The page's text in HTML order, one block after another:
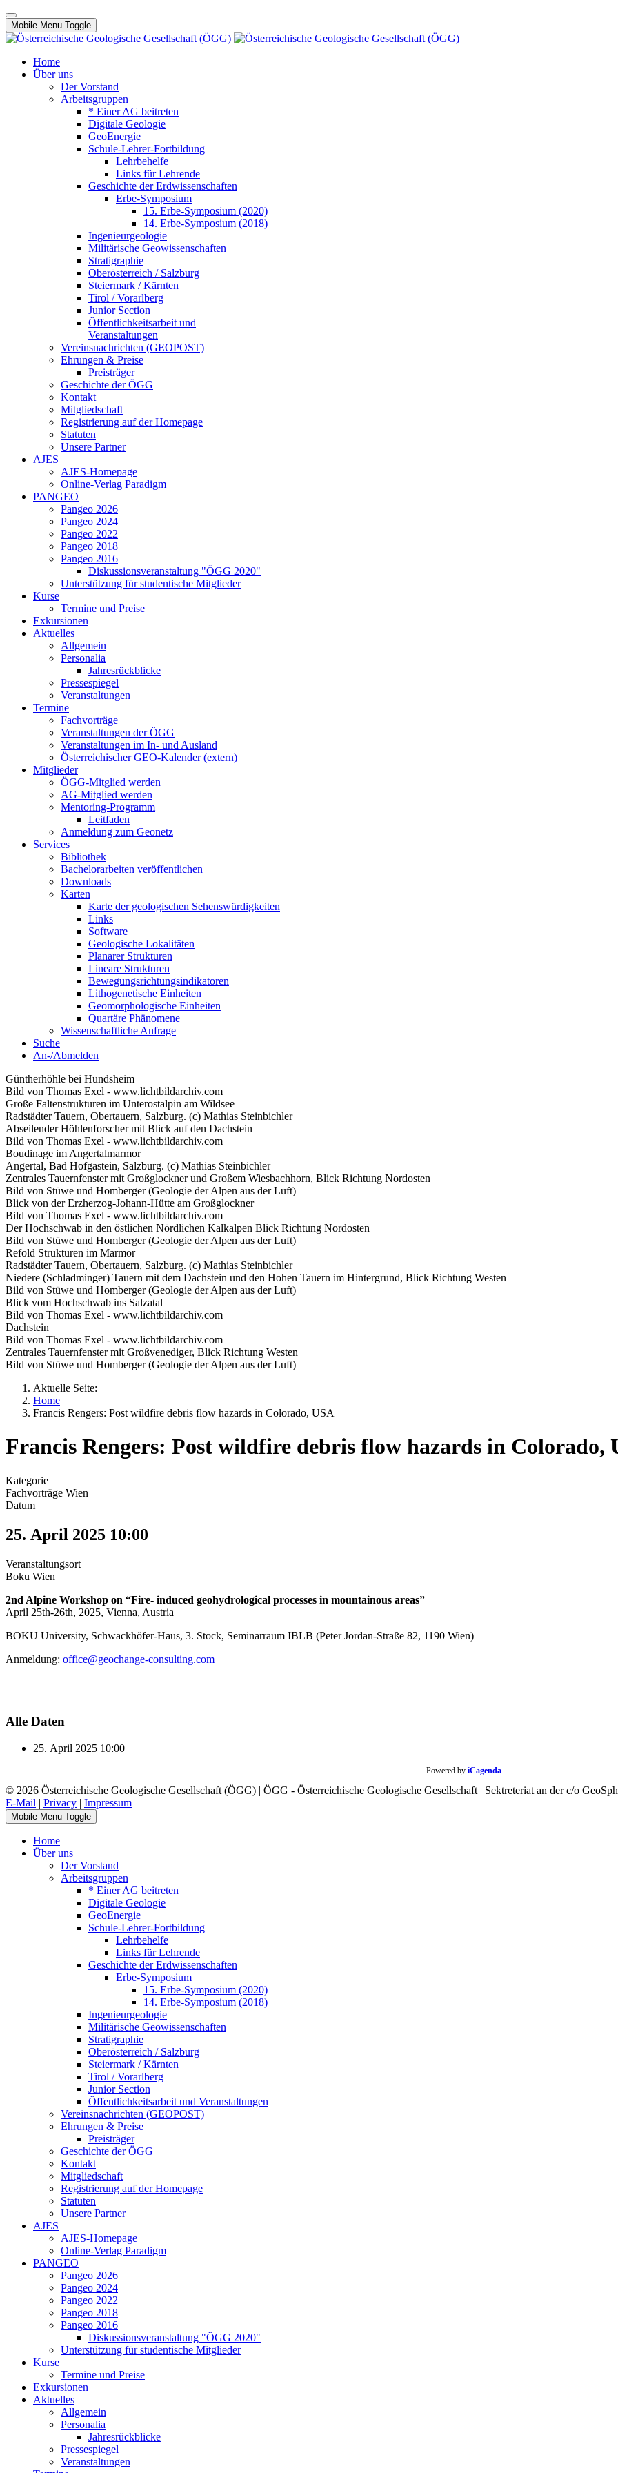
Mobile Menu Toggle
Home
Über uns
Der Vorstand
Arbeitsgruppen
* Einer AG beitreten
Digitale Geologie
GeoEnergie
Schule-Lehrer-Fortbildung
Lehrbehelfe
Links für Lehrende
Geschichte der Erdwissenschaften
Erbe-Symposium
15. Erbe-Symposium (2020)
14. Erbe-Symposium (2018)
Ingenieurgeologie
Militärische Geowissenschaften
Stratigraphie
Oberösterreich / Salzburg
Steiermark / Kärnten
Tirol / Vorarlberg
Junior Section
Öffentlichkeitsarbeit und
Veranstaltungen
Vereinsnachrichten (GEOPOST)
Ehrungen & Preise
Preisträger
Geschichte der ÖGG
Kontakt
Mitgliedschaft
Registrierung auf der Homepage
Statuten
Unsere Partner
AJES
AJES-Homepage
Online-Verlag Paradigm
PANGEO
Pangeo 2026
Pangeo 2024
Pangeo 2022
Pangeo 2018
Pangeo 2016
Diskussionsveranstaltung "ÖGG 2020"
Unterstützung für studentische Mitglieder
Kurse
Termine und Preise
Exkursionen
Aktuelles
Allgemein
Personalia
Jahresrückblicke
Pressespiegel
Veranstaltungen
Termine
Fachvorträge
Veranstaltungen der ÖGG
Veranstaltungen im In- und Ausland
Österreichischer GEO-Kalender (extern)
Mitglieder
ÖGG-Mitglied werden
AG-Mitglied werden
Mentoring-Programm
Leitfaden
Anmeldung zum Geonetz
Services
Bibliothek
Bachelorarbeiten veröffentlichen
Downloads
Karten
Karte der geologischen Sehenswürdigkeiten
Links
Software
Geologische Lokalitäten
Planarer Strukturen
Lineare Strukturen
Bewegungsrichtungsindikatoren
Lithogenetische Einheiten
Geomorphologische Einheiten
Quartäre Phänomene
Wissenschaftliche Anfrage
Suche
An-/Abmelden
Güntherhöhle bei Hundsheim
Bild von Thomas Exel - www.lichtbildarchiv.com
Große Faltenstrukturen im Unterostalpin am Wildsee
Radstädter Tauern, Obertauern, Salzburg. (c) Mathias Steinbichler
Abseilender Höhlenforscher mit Blick auf den Dachstein
Bild von Thomas Exel - www.lichtbildarchiv.com
Boudinage im Angertalmarmor
Angertal, Bad Hofgastein, Salzburg. (c) Mathias Steinbichler
Zentrales Tauernfenster mit Großglockner und Großem Wiesbachhorn, Blick Richtung Nordosten
Bild von Stüwe und Homberger (Geologie der Alpen aus der Luft)
Blick von der Erzherzog-Johann-Hütte am Großglockner
Bild von Thomas Exel - www.lichtbildarchiv.com
Der Hochschwab in den östlichen Nördlichen Kalkalpen Blick Richtung Nordosten
Bild von Stüwe und Homberger (Geologie der Alpen aus der Luft)
Refold Strukturen im Marmor
Radstädter Tauern, Obertauern, Salzburg. (c) Mathias Steinbichler
Niedere (Schladminger) Tauern mit dem Dachstein und den Hohen Tauern im Hintergrund, Blick Richtung Westen
Bild von Stüwe und Homberger (Geologie der Alpen aus der Luft)
Blick vom Hochschwab ins Salzatal
Bild von Thomas Exel - www.lichtbildarchiv.com
Dachstein
Bild von Thomas Exel - www.lichtbildarchiv.com
Zentrales Tauernfenster mit Großvenediger, Blick Richtung Westen
Bild von Stüwe und Homberger (Geologie der Alpen aus der Luft)
Aktuelle Seite:
Home
Francis Rengers: Post wildfire debris flow hazards in Colorado, USA
Francis Rengers: Post wildfire debris flow hazards in Colorado,
Kategorie
Fachvorträge Wien
Datum
25. April 2025 10:00
Veranstaltungsort
Boku Wien
2nd Alpine Workshop on “Fire- induced geohydrological processes in mountainous areas”
April 25th-26th, 2025, Vienna, Austria
BOKU University, Schwackhöfer-Haus, 3. Stock, Seminarraum IBLB (Peter Jordan-Straße 82, 1190 Wien)
Anmeldung: office@geochange-consulting.com
Alle Daten
25. April 2025 10:00
Powered by iCagenda
© 2026 Österreichische Geologische Gesellschaft (ÖGG) | ÖGG - Österreichische Geologische Gesellschaft | Sektreteriat an der c/o
E-Mail | Privacy | Impressum
Mobile Menu Toggle
Home
Über uns
Der Vorstand
Arbeitsgruppen
* Einer AG beitreten
Digitale Geologie
GeoEnergie
Schule-Lehrer-Fortbildung
Lehrbehelfe
Links für Lehrende
Geschichte der Erdwissenschaften
Erbe-Symposium
15. Erbe-Symposium (2020)
14. Erbe-Symposium (2018)
Ingenieurgeologie
Militärische Geowissenschaften
Stratigraphie
Oberösterreich / Salzburg
Steiermark / Kärnten
Tirol / Vorarlberg
Junior Section
Öffentlichkeitsarbeit und Veranstaltungen
Vereinsnachrichten (GEOPOST)
Ehrungen & Preise
Preisträger
Geschichte der ÖGG
Kontakt
Mitgliedschaft
Registrierung auf der Homepage
Statuten
Unsere Partner
AJES
AJES-Homepage
Online-Verlag Paradigm
PANGEO
Pangeo 2026
Pangeo 2024
Pangeo 2022
Pangeo 2018
Pangeo 2016
Diskussionsveranstaltung "ÖGG 2020"
Unterstützung für studentische Mitglieder
Kurse
Termine und Preise
Exkursionen
Aktuelles
Allgemein
Personalia
Jahresrückblicke
Pressespiegel
Veranstaltungen